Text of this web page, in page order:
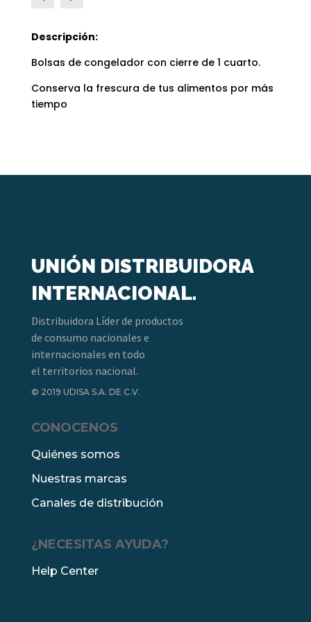
Descripción:
Bolsas de congelador con cierre de 1 cuarto.
Conserva la frescura de tus alimentos por más
tiempo
UNIÓN DISTRIBUIDORA
INTERNACIONAL.
Distribuidora Líder de productos
de consumo nacionales e
internacionales en todo
el territorios nacional.
© 2019 UDISA S.A. DE C.V.
CONOCENOS
Quiénes somos
Nuestras marcas
Canales de distribución
¿NECESITAS AYUDA?
Help Center